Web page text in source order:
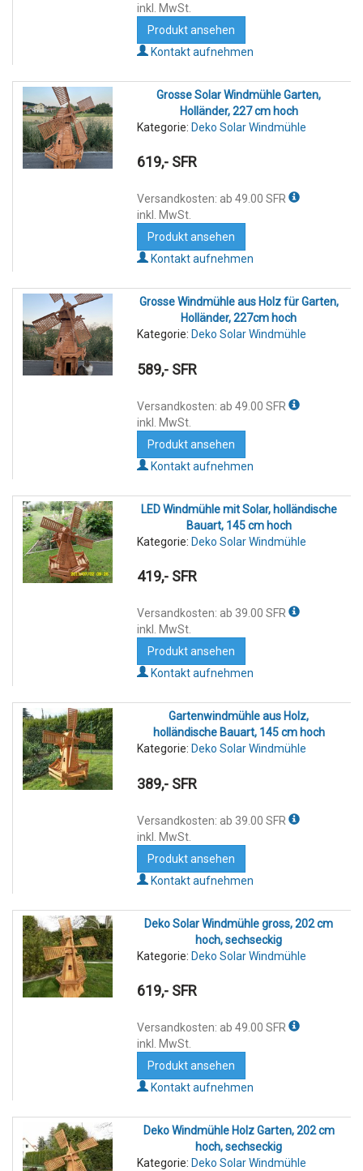
inkl. MwSt.
Produkt ansehen
Kontakt aufnehmen
Grosse Solar Windmühle Garten,
Holländer, 227 cm hoch
Kategorie: Deko Solar Windmühle
619,- SFR
Versandkosten: ab 49.00 SFR
inkl. MwSt.
Produkt ansehen
Kontakt aufnehmen
Grosse Windmühle aus Holz für Garten,
Holländer, 227cm hoch
Kategorie: Deko Solar Windmühle
589,- SFR
Versandkosten: ab 49.00 SFR
inkl. MwSt.
Produkt ansehen
Kontakt aufnehmen
LED Windmühle mit Solar, holländische
Bauart, 145 cm hoch
Kategorie: Deko Solar Windmühle
419,- SFR
Versandkosten: ab 39.00 SFR
inkl. MwSt.
Produkt ansehen
Kontakt aufnehmen
Gartenwindmühle aus Holz,
holländische Bauart, 145 cm hoch
Kategorie: Deko Solar Windmühle
389,- SFR
Versandkosten: ab 39.00 SFR
inkl. MwSt.
Produkt ansehen
Kontakt aufnehmen
Deko Solar Windmühle gross, 202 cm
hoch, sechseckig
Kategorie: Deko Solar Windmühle
619,- SFR
Versandkosten: ab 49.00 SFR
inkl. MwSt.
Produkt ansehen
Kontakt aufnehmen
Deko Windmühle Holz Garten, 202 cm
hoch, sechseckig
Kategorie: Deko Solar Windmühle